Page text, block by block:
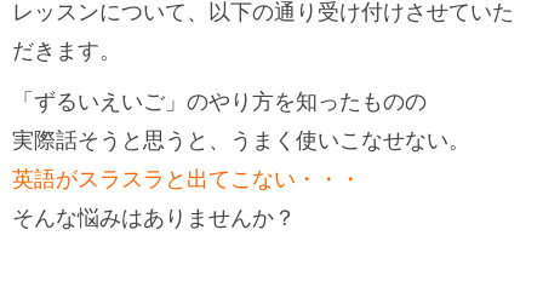
レッスンについて、以下の通り受け付けさせていた
だきます。
「ずるいえいご」のやり方を知ったものの
実際話そうと思うと、うまく使いこなせない。
英語がスラスラと出てこない・・・
そんな悩みはありませんか？